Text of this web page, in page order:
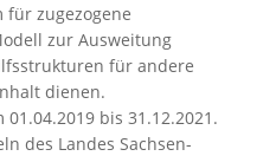
zugezogene
zur Ausweitung
für andere
dienen.
bis 31.12.2021.
des Landes Sachsen-